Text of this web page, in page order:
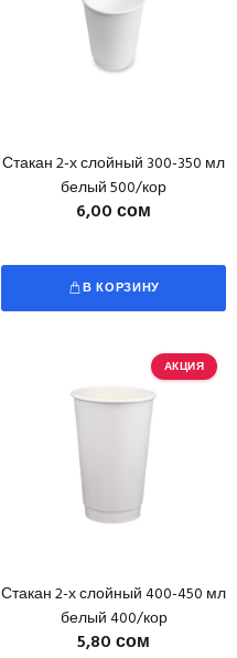
Стакан 2-х слойный 300-350 мл
белый 500/кор
6,00 сом
В КОРЗИНУ
АКЦИЯ
Стакан 2-х слойный 400-450 мл
белый 400/кор
5,80 сом